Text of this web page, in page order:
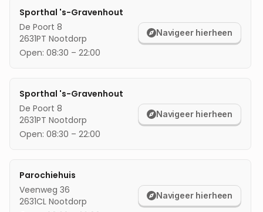
Sporthal 's-Gravenhout
De Poort 8
2631PT Nootdorp
Open: 08:30 – 22:00
Navigeer hierheen
Sporthal 's-Gravenhout
De Poort 8
2631PT Nootdorp
Open: 08:30 – 22:00
Navigeer hierheen
Parochiehuis
Veenweg 36
2631CL Nootdorp
Navigeer hierheen
locatie